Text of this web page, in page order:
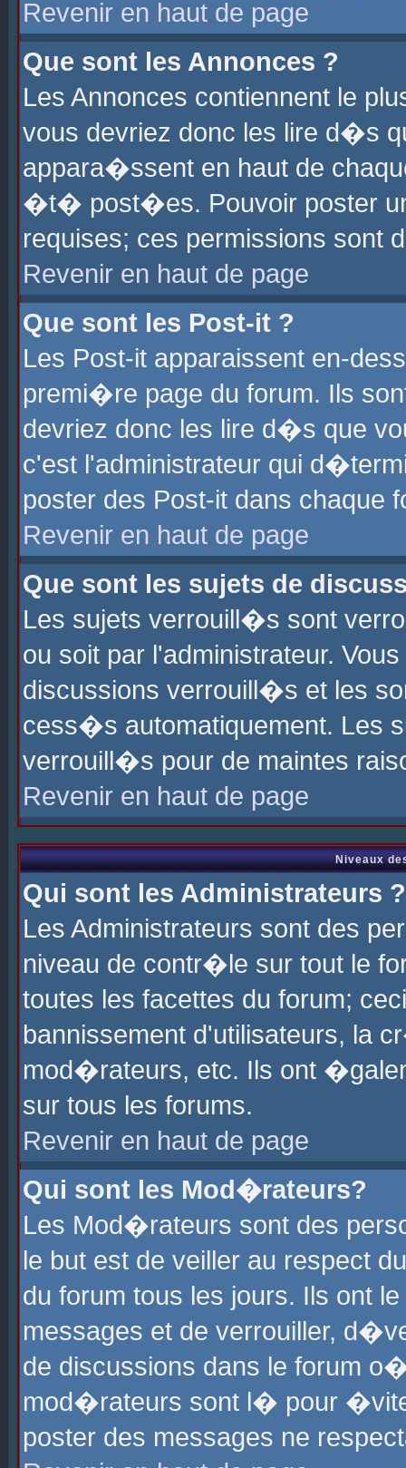
Revenir en haut de page
Que sont les Annonces ?
Les Annonces contiennent le
vous devriez donc les lire d�s
appara�ssent en haut de
�t� post�es. Pouvoir poster
requises; ces permissions sont
Revenir en haut de page
Que sont les Post-it ?
Les Post-it apparaissent en-
premi�re page du forum. Ils
devriez donc les lire d�s que
c'est l'administrateur qui
poster des Post-it dans chaque
Revenir en haut de page
Que sont les sujets de
Les sujets verrouill�s sont
ou soit par l'administrateur.
discussions verrouill�s et les
cess�s automatiquement. Les
verrouill�s pour de maintes
Revenir en haut de page
Niveaux
Qui sont les Administrateurs ?
Les Administrateurs sont des
niveau de contr�le sur tout le
toutes les facettes du forum;
bannissement d'utilisateurs, la
mod�rateurs, etc. Ils ont
sur tous les forums.
Revenir en haut de page
Qui sont les Mod�rateurs?
Les Mod�rateurs sont des
le but est de veiller au respect
du forum tous les jours. Ils ont
messages et de verrouiller,
de discussions dans le forum
mod�rateurs sont l� pour
poster des messages ne